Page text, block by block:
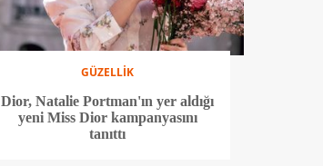
GÜZELLİK
Dior, Natalie Portman'ın yer aldığı
yeni Miss Dior kampanyasını
tanıttı